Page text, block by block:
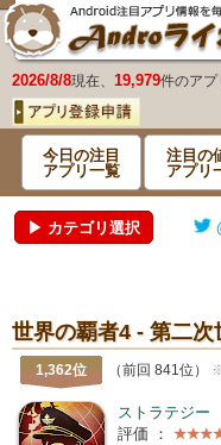
2026/8/8現在、 19,979件のアプ
今日の注目
アプリ一覧
注目の
アプリ
▶ カテゴリ選択
世界の覇者4 - 第二
1,362位 （前回 841位）
ストラテジー
評価 ：